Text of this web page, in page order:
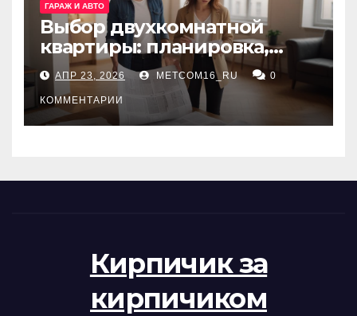
ГАРАЖ И АВТО
Выбор двухкомнатной
квартиры: планировка,
состояние жилья и
проверка документов
АПР 23, 2026 METCOM16_RU 0
КОММЕНТАРИИ
Кирпичик за
кирпичиком